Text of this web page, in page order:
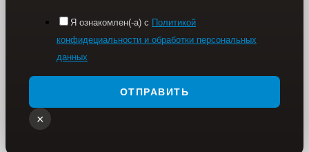
Я ознакомлен(-а) с Политикой
конфидециальности и обработки персональных
данных
ОТПРАВИТЬ
×